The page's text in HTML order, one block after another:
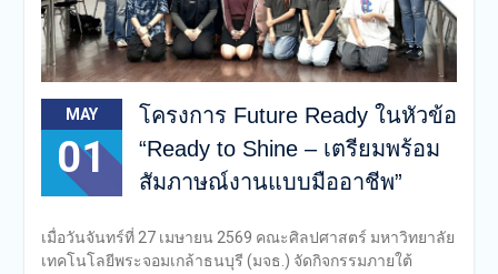
MAY
01
โครงการ Future Ready ในหัวข้อ
“Ready to Shine – เตรียมพร้อม
สัมภาษณ์งานแบบมืออาชีพ”
เมื่อวันจันทร์ที่ 27 เมษายน 2569 คณะศิลปศาสตร์ มหาวิทยาลัย
เทคโนโลยีพระจอมเกล้าธนบุรี (มจธ.) จัดกิจกรรมภายใต้